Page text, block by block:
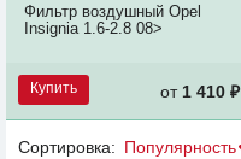
Фильтр воздушный Opel
Insignia 1.6-2.8 08>
Купить от 1 410 ₽
Сортировка: Популярность